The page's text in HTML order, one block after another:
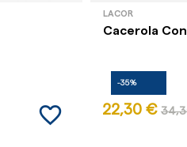
favorite_border
LACOR
Cacerola
-35%
22,30 €